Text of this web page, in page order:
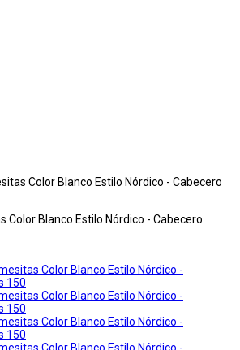
Color Blanco Estilo Nórdico - Cabecero